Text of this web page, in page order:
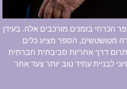
2.0 הוא ספר הכרחי בזמנים מורכבים אלה. בעידן
מטושטשים, הספר מציע כלים
לתרום דרך אחריות סביבתית חברתית
לבניית עתיד טוב יותר צעד אחר